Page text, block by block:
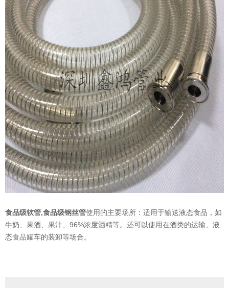
食品级软管,食品级钢丝管使用的主要场所：适用于输送液态食品，如
牛奶、果酒、果汁、96%浓度酒精等。还可以使用在酒类的运输、液
态食品罐车的装卸等场合。